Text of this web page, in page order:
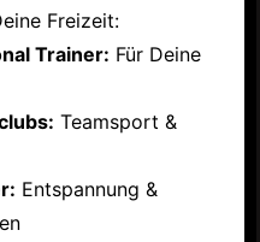
Freizeit:
Trainer: Für Deine
Teamsport &
Entspannung &